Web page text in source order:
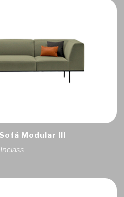
Modular III
Inclass